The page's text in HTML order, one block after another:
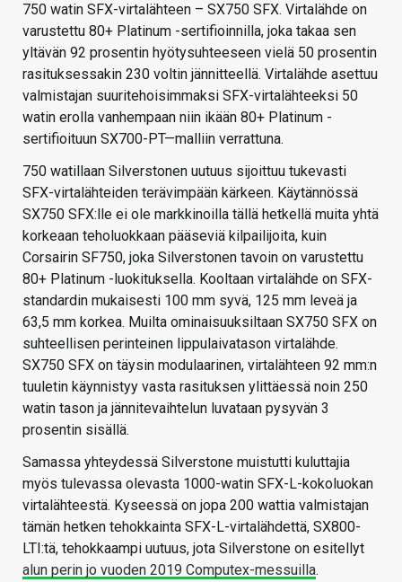
750 watin SFX-virtalähteen – SX750 SFX. Virtalähde on
varustettu 80+ Platinum -sertifioinnilla, joka takaa sen
yltävän 92 prosentin hyötysuhteeseen vielä 50 prosentin
rasituksessakin 230 voltin jännitteellä. Virtalähde asettuu
valmistajan suuritehoisimmaksi SFX-virtalähteeksi 50
watin erolla vanhempaan niin ikään 80+ Platinum -
sertifioituun SX700-PT—malliin verrattuna.
750 watillaan Silverstonen uutuus sijoittuu tukevasti
SFX-virtalähteiden terävimpään kärkeen. Käytännössä
SX750 SFX:lle ei ole markkinoilla tällä hetkellä muita yhtä
korkeaan teholuokkaan pääseviä kilpailijoita, kuin
Corsairin SF750, joka Silverstonen tavoin on varustettu
80+ Platinum -luokituksella. Kooltaan virtalähde on SFX-
standardin mukaisesti 100 mm syvä, 125 mm leveä ja
63,5 mm korkea. Muilta ominaisuuksiltaan SX750 SFX on
suhteellisen perinteinen lippulaivatason virtalähde.
SX750 SFX on täysin modulaarinen, virtalähteen 92 mm:n
tuuletin käynnistyy vasta rasituksen ylittäessä noin 250
watin tason ja jännitevaihtelun luvataan pysyvän 3
prosentin sisällä.
Samassa yhteydessä Silverstone muistutti kuluttajia
myös tulevassa olevasta 1000-watin SFX-L-kokoluokan
virtalähteestä. Kyseessä on jopa 200 wattia valmistajan
tämän hetken tehokkainta SFX-L-virtalähdettä, SX800-
LTI:tä, tehokkaampi uutuus, jota Silverstone on esitellyt
alun perin jo vuoden 2019 Computex-messuilla.